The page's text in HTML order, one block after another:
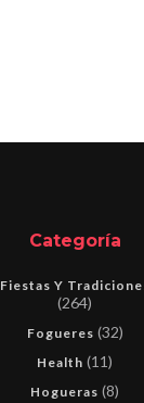
Categoría
Fiestas Y
(264)
Fogueres (32)
Health (11)
Hogueras (8)